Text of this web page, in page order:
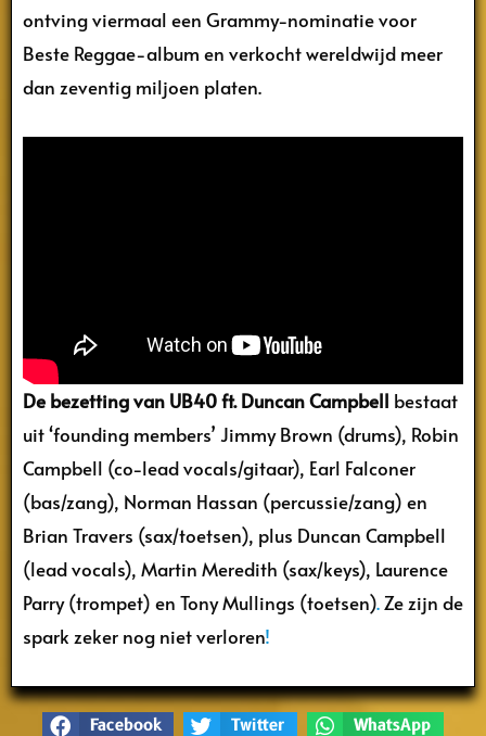
ontving viermaal een Grammy-nominatie voor
Beste Reggae-album en verkocht wereldwijd meer
dan zeventig miljoen platen.
De bezetting van UB40 ft. Duncan Campbell bestaat
uit ‘founding members’ Jimmy Brown (drums), Robin
Campbell (co-lead vocals/gitaar), Earl Falconer
(bas/zang), Norman Hassan (percussie/zang) en
Brian Travers (sax/toetsen), plus Duncan Campbell
(lead vocals), Martin Meredith (sax/keys), Laurence
Parry (trompet) en Tony Mullings (toetsen).Ze zijn de
spark zeker nog niet verloren!
Facebook Twitter WhatsApp